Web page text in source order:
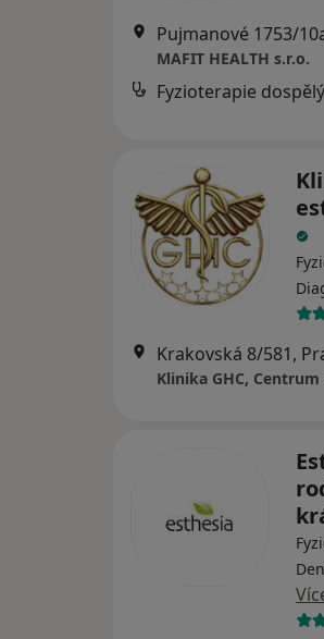
Pujmanové 1753/
MAFIT HEALTH s.r.o.
Krakovská 8/581,
Klinika GHC,